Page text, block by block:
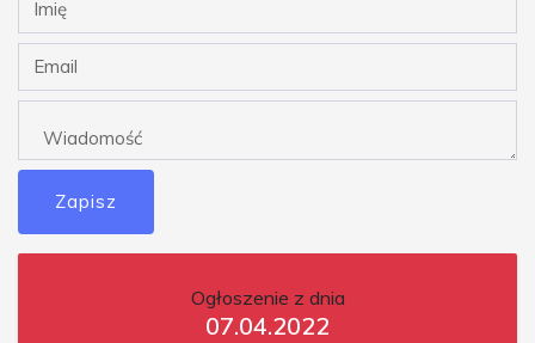
Zapisz
Ogłoszenie z dnia
07.04.2022